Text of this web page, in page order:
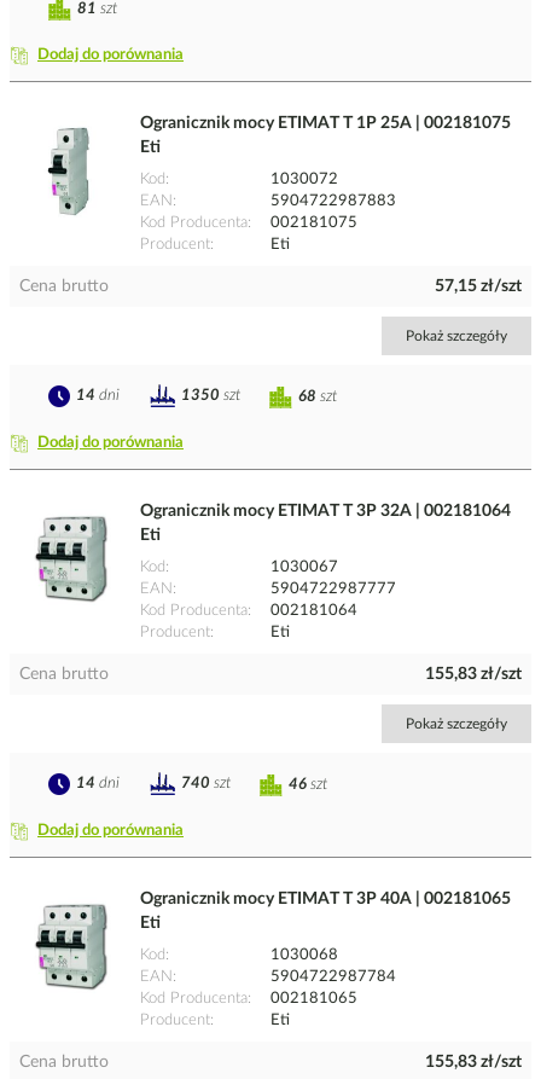
Dodaj do porównania
81 szt
Ogranicznik mocy ETIMAT T 1P 25A | 002181075
Eti
Kod
1030072
EAN
5904722987883
Kod Producenta
002181075
Producent
Eti
Cena brutto 57,15 zł/szt
Pokaż szczegóły
Dodaj do porównania
68 szt
14 dni 1350 szt
Ogranicznik mocy ETIMAT T 3P 32A | 002181064
Eti
Kod
1030067
EAN
5904722987777
Kod Producenta
002181064
Producent
Eti
Cena brutto 155,83 zł/szt
Pokaż szczegóły
Dodaj do porównania
46 szt
14 dni 740 szt
Ogranicznik mocy ETIMAT T 3P 40A | 002181065
Eti
Kod
1030068
EAN
5904722987784
Kod Producenta
002181065
Producent
Eti
Cena brutto 155,83 zł/szt